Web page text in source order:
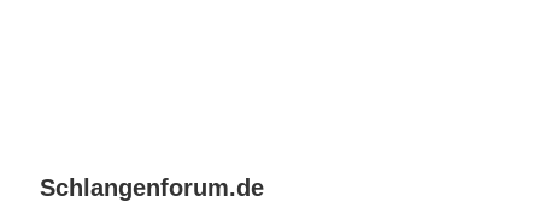
Schlangenforum.de